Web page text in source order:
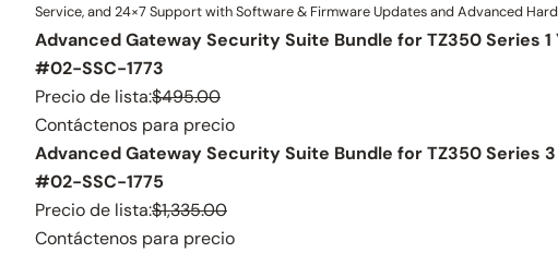
Service, and 24×7 Support with Software & Firmware Updates and Advanced
Advanced Gateway Security Suite Bundle for TZ350 Series 1
#02-SSC-1773
Precio de lista:$495.00
Contáctenos para precio
Advanced Gateway Security Suite Bundle for TZ350 Series 3
#02-SSC-1775
Precio de lista:$1,335.00
Contáctenos para precio